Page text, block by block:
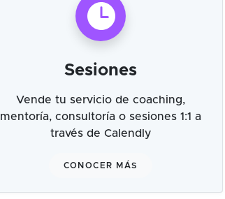
Sesiones
Vende tu servicio de coaching,
mentoría, consultoría o sesiones 1:1 a
través de Calendly
CONOCER MÁS